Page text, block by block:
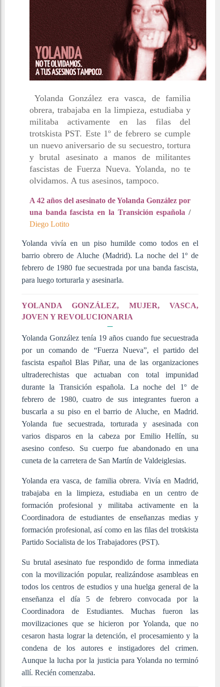
Yolanda González era vasca, de familia
obrera, trabajaba en la limpieza, estudiaba y
militaba activamente en las filas del
trotskista PST. Este 1º de febrero se cumple
un nuevo aniversario de su secuestro, tortura
y brutal asesinato a manos de militantes
fascistas de Fuerza Nueva. Yolanda, no te
olvidamos. A tus asesinos, tampoco.
A 42 años del asesinato de Yolanda González por
una banda fascista en la Transición española /
Diego Lotito
Yolanda vivía en un piso humilde como todos en el
barrio obrero de Aluche (Madrid). La noche del 1º de
febrero de 1980 fue secuestrada por una banda fascista,
para luego torturarla y asesinarla.
YOLANDA GONZÁLEZ, MUJER, VASCA,
JOVEN Y REVOLUCIONARIA
Yolanda González tenía 19 años cuando fue secuestrada
por un comando de “Fuerza Nueva”, el partido del
fascista español Blas Piñar, una de las organizaciones
ultraderechistas que actuaban con total impunidad
durante la Transición española. La noche del 1º de
febrero de 1980, cuatro de sus integrantes fueron a
buscarla a su piso en el barrio de Aluche, en Madrid.
Yolanda fue secuestrada, torturada y asesinada con
varios disparos en la cabeza por Emilio Hellín, su
asesino confeso. Su cuerpo fue abandonado en una
cuneta de la carretera de San Martín de Valdeiglesias.
Yolanda era vasca, de familia obrera. Vivía en Madrid,
trabajaba en la limpieza, estudiaba en un centro de
formación profesional y militaba activamente en la
Coordinadora de estudiantes de enseñanzas medias y
formación profesional, así como en las filas del trotskista
Partido Socialista de los Trabajadores (PST).
Su brutal asesinato fue respondido de forma inmediata
con la movilización popular, realizándose asambleas en
todos los centros de estudios y una huelga general de la
enseñanza el día 5 de febrero convocada por la
Coordinadora de Estudiantes. Muchas fueron las
movilizaciones que se hicieron por Yolanda, que no
cesaron hasta lograr la detención, el procesamiento y la
condena de los autores e instigadores del crimen.
Aunque la lucha por la justicia para Yolanda no terminó
allí. Recién comenzaba.